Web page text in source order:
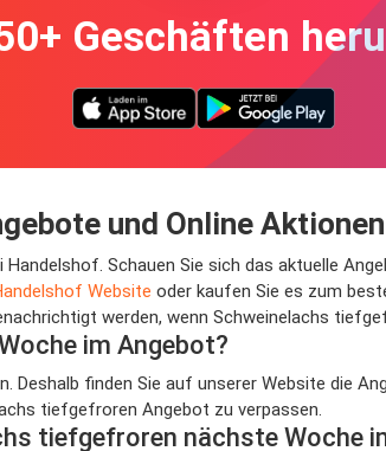
Geschäften
und Online
Schauen Sie sich das aktuelle
Website oder kaufen Sie es zum
werden, wenn Schweinelachs
im Angebot?
finden Sie auf unserer Website die
tiefgefroren Angebot zu verpassen.
tiefgefroren nächste Woche